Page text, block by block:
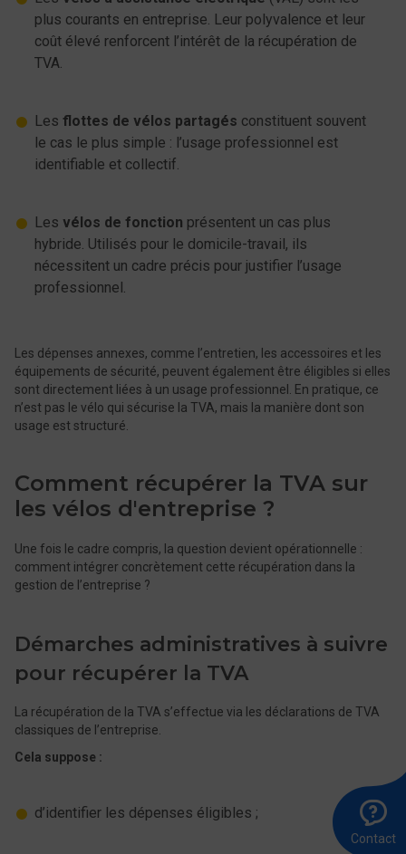
Contact
plus courants en entreprise. Leur polyvalence et leur
coût élevé renforcent l’intérêt de la récupération de
TVA.
Les flottes de vélos partagés constituent souvent
le cas le plus simple : l’usage professionnel est
identifiable et collectif.
Les vélos de fonction présentent un cas plus
hybride. Utilisés pour le domicile-travail, ils
nécessitent un cadre précis pour justifier l’usage
professionnel.
Les dépenses annexes, comme l’entretien, les accessoires et les
équipements de sécurité, peuvent également être éligibles si elles
sont directement liées à un usage professionnel. En pratique, ce
n’est pas le vélo qui sécurise la TVA, mais la manière dont son
usage est structuré.
Comment récupérer la TVA sur
les vélos d'entreprise ?
Une fois le cadre compris, la question devient opérationnelle :
comment intégrer concrètement cette récupération dans la
gestion de l’entreprise ?
Démarches administratives à suivre
pour récupérer la TVA
La récupération de la TVA s’effectue via les déclarations de TVA
classiques de l’entreprise.
Cela suppose :
d’identifier les dépenses éligibles ;